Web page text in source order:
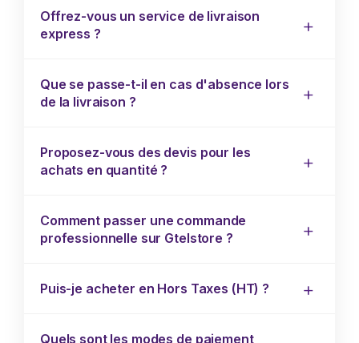
Offrez-vous un service de livraison
express ?
Que se passe-t-il en cas d'absence lors
de la livraison ?
Proposez-vous des devis pour les
achats en quantité ?
Comment passer une commande
professionnelle sur Gtelstore ?
Puis-je acheter en Hors Taxes (HT) ?
Quels sont les modes de paiement